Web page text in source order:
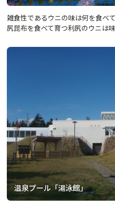
雑食性であるウニの味は何を食べ
尻昆布を食べて育つ利尻のウニは
温泉プール「湯泳館」